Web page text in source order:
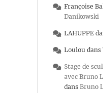
Françoise
Danikowski
LAHUPPE
Loulou dans
Stage de
avec Bruno
dans Bruno